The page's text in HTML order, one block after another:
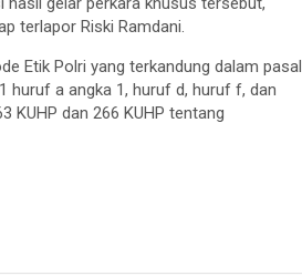
terlapor Riski Ramdani.
Etik Polri yang terkandung dalam pasal
huruf a angka 1, huruf d, huruf f, dan
KUHP dan 266 KUHP tentang